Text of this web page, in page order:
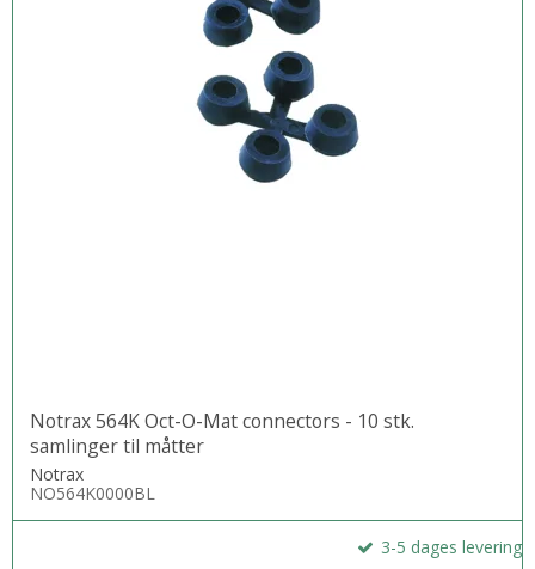
Notrax 564K Oct-O-Mat connectors - 10 stk.
samlinger til måtter
Notrax
NO564K0000BL
3-5 dages levering